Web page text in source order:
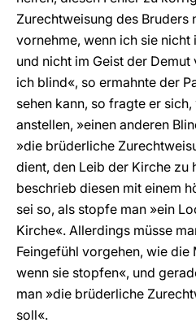
Zurechtweisung des Bruders
vornehme, wenn ich sie nicht
und nicht im Geist der
ich blind«, so ermahnte der
sehen kann, so fragte er
anstellen, »einen anderen
»die brüderliche
dient, den Leib der Kirche zu
beschrieb diesen mit einem
sei so, als stopfe man »ein
Kirche«. Allerdings müsse
Feingefühl vorgehen, wie die
wenn sie stopfen«, und
man »die brüderliche
soll«.